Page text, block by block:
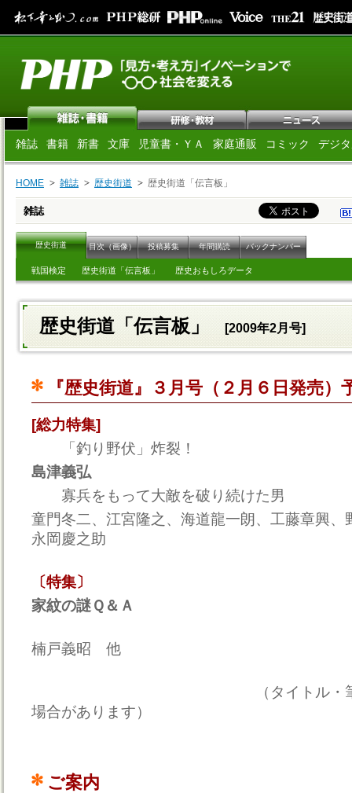
雑誌 書籍 新書 文庫 児童書・ＹＡ 家庭通販 コミック デジ
HOME 雑誌 歴史街道 歴史街道「伝言板」
雑誌
歴史街道 目次（画像） 投稿募集 年間購読 バックナンバー
戦国検定 歴史街道「伝言板」 歴史おもしろデータ
歴史街道「伝言板」 [2009年2月号]
『歴史街道』３月号（２月６日発売）
[総力特集]
「釣り野伏」炸裂！
島津義弘
寡兵をもって大敵を破り続けた男
童門冬二、江宮隆之、海道龍一朗、工藤章興、
永岡慶之助
〔特集〕
家紋の謎Ｑ＆Ａ
楠戸義昭 他
（タイトル・筆者は一
場合があります）
ご案内